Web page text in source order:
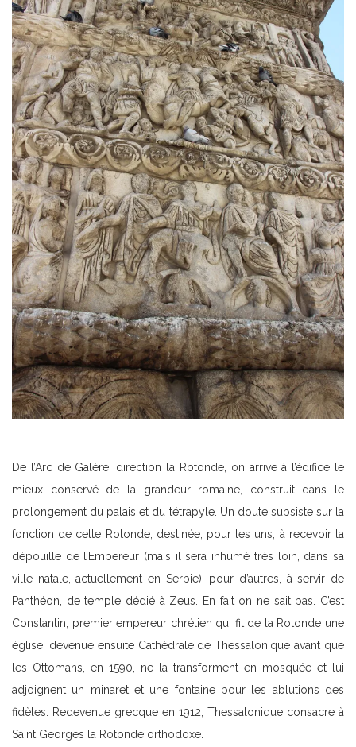
De l’Arc de Galère, direction la Rotonde, on arrive à l’édifice le
mieux conservé de la grandeur romaine, construit dans le
prolongement du palais et du tétrapyle. Un doute subsiste sur la
fonction de cette Rotonde, destinée, pour les uns, à recevoir la
dépouille de l’Empereur (mais il sera inhumé très loin, dans sa
ville natale, actuellement en Serbie), pour d’autres, à servir de
Panthéon, de temple dédié à Zeus. En fait on ne sait pas. C’est
Constantin, premier empereur chrétien qui fit de la Rotonde une
église, devenue ensuite Cathédrale de Thessalonique avant que
les Ottomans, en 1590, ne la transforment en mosquée et lui
adjoignent un minaret et une fontaine pour les ablutions des
fidèles. Redevenue grecque en 1912, Thessalonique consacre à
Saint Georges la Rotonde orthodoxe.